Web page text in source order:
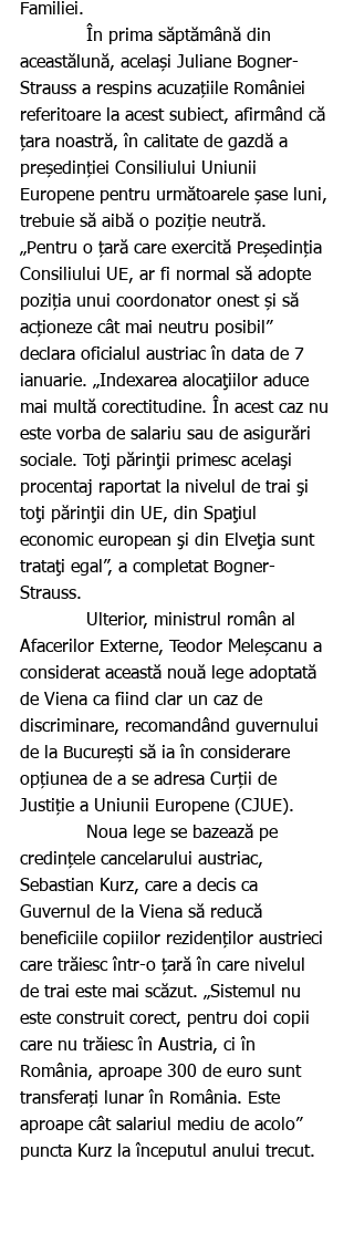
Familiei.
aceastălună, același Juliane Bogner-
Strauss a respins acuzațiile României
referitoare la acest subiect, afirmând că
țara noastră, în calitate de gazdă a
președinției Consiliului Uniunii
Europene pentru următoarele șase luni,
trebuie să aibă o poziție neutră.
„Pentru o țară care exercită Președinția
Consiliului UE, ar fi normal să adopte
poziția unui coordonator onest și să
acționeze cât mai neutru posibil”
declara oficialul austriac în data de 7
ianuarie. „Indexarea alocaţiilor aduce
mai multă corectitudine. În acest caz nu
este vorba de salariu sau de asigurări
sociale. Toţi părinţii primesc acelaşi
procentaj raportat la nivelul de trai şi
toţi părinţii din UE, din Spaţiul
economic european şi din Elveţia sunt
trataţi egal”, a completat Bogner-
Strauss.
Afacerilor Externe, Teodor Meleșcanu a
considerat această nouă lege adoptată
de Viena ca fiind clar un caz de
discriminare, recomandând guvernului
de la București să ia în considerare
opțiunea de a se adresa Curții de
Justiție a Uniunii Europene (CJUE).
credințele cancelarului austriac,
Sebastian Kurz, care a decis ca
Guvernul de la Viena să reducă
beneficiile copiilor rezidenților austrieci
care trăiesc într-o țară în care nivelul
de trai este mai scăzut. „Sistemul nu
este construit corect, pentru doi copii
care nu trăiesc în Austria, ci în
România, aproape 300 de euro sunt
transferați lunar în România. Este
aproape cât salariul mediu de acolo”
puncta Kurz la începutul anului trecut.